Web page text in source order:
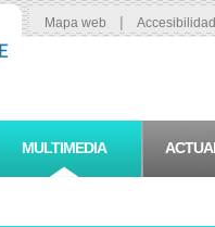
Mapa web |
MULTIMEDIA